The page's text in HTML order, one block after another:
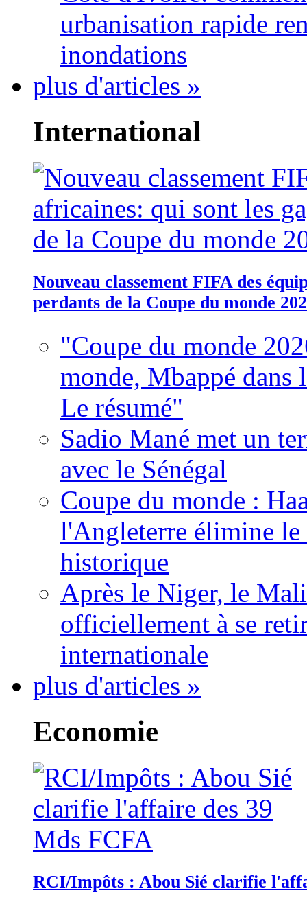
urbanisation rapide
inondations
plus d'articles »
International
Nouveau classement FIFA des
perdants de la Coupe du monde
"Coupe du monde
monde, Mbappé dans
Le résumé"
Sadio Mané met un
avec le Sénégal
Coupe du monde :
l'Angleterre élimine
historique
Après le Niger, le
officiellement à se
internationale
plus d'articles »
Economie
RCI/Impôts : Abou Sié clarifie